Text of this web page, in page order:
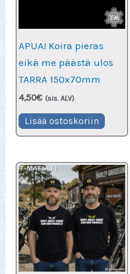
APUA! Koira pieras
eikä me päästä ulos
TARRA 150x70mm
4,50€ (sis. ALV)
Lisää ostoskoriin